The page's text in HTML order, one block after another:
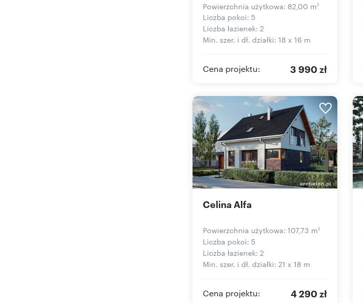
Powierzchnia użytkowa: 82,00 m2
Liczba pokoi: 5
Liczba łazienek: 2
Min. szer. i dł. działki: 18 x 16 m
Cena projektu: 3 990 zł
Celina Alfa
Powierzchnia użytkowa: 107,73 m2
Liczba pokoi: 5
Liczba łazienek: 2
Min. szer. i dł. działki: 21 x 18 m
Cena projektu: 4 290 zł